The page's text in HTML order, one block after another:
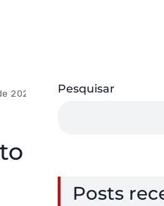
2025 0 Comments
Pesquisar
Posts